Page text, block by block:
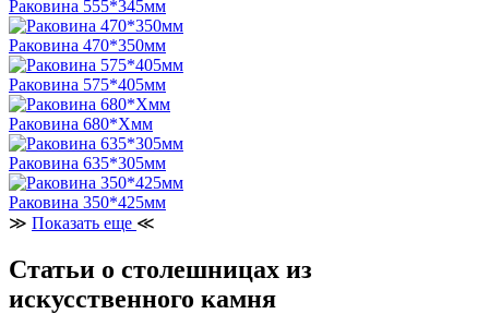
Раковина 555*345мм
Раковина 470*350мм
Раковина 575*405мм
Раковина 680*Xмм
Раковина 635*305мм
Раковина 350*425мм
≫ Показать еще ≪
Статьи о столешницах из
искусственного камня